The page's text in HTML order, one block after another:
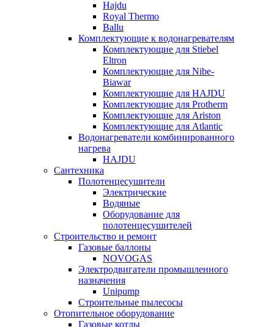
Hajdu
Royal Thermo
Ballu
Комплектующие к водонагревателям
Комплектующие для Stiebel
Eltron
Комплектующие для Nibe-
Biawar
Комплектующие для HAJDU
Комплектующие для Protherm
Комплектующие для Ariston
Комплектующие для Atlantic
Водонагреватели комбинированного
нагрева
HAJDU
Сантехника
Полотенцесушители
Электрические
Водяные
Оборудование для
полотенцесушителей
Строительство и ремонт
Газовые баллоны
NOVOGAS
Электродвигатели промышленного
назначения
Unipump
Строительные пылесосы
Отопительное оборудование
Газовые котлы